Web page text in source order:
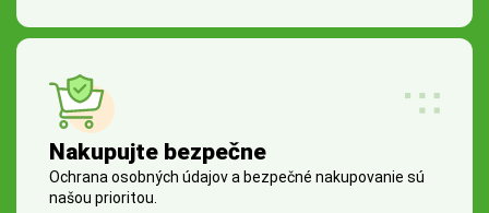
Nakupujte bezpečne
Ochrana osobných údajov a bezpečné nakupovanie sú
našou prioritou.